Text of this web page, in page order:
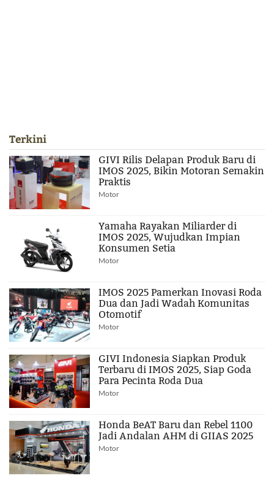
Terkini
GIVI Rilis Delapan Produk Baru di
IMOS 2025, Bikin Motoran Semakin
Praktis
Motor
Yamaha Rayakan Miliarder di
IMOS 2025, Wujudkan Impian
Konsumen Setia
Motor
IMOS 2025 Pamerkan Inovasi Roda
Dua dan Jadi Wadah Komunitas
Otomotif
Motor
GIVI Indonesia Siapkan Produk
Terbaru di IMOS 2025, Siap Goda
Para Pecinta Roda Dua
Motor
Honda BeAT Baru dan Rebel 1100
Jadi Andalan AHM di GIIAS 2025
Motor